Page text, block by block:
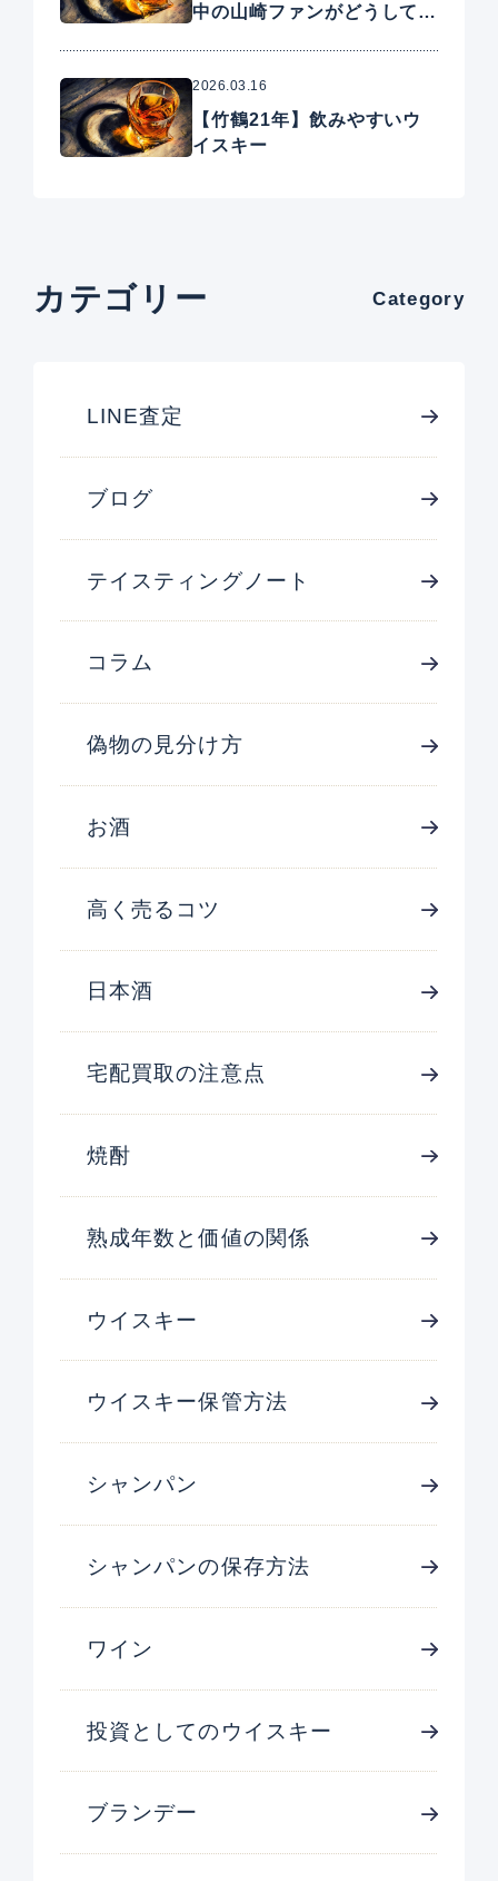
中の山崎ファンがどうしても
2026.03.16
【竹鶴21年】飲みやすいウ
イスキー
カテゴリー Category
LINE査定
ブログ
テイスティングノート
コラム
偽物の見分け方
お酒
高く売るコツ
日本酒
宅配買取の注意点
焼酎
熟成年数と価値の関係
ウイスキー
ウイスキー保管方法
シャンパン
シャンパンの保存方法
ワイン
投資としてのウイスキー
ブランデー